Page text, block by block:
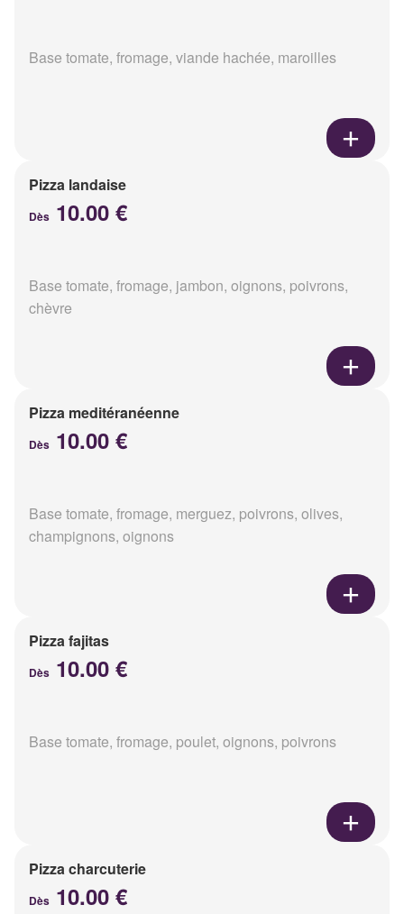
Base tomate, fromage, viande hachée, maroilles
Pizza landaise
Dès 10.00 €
Base tomate, fromage, jambon, oignons, poivrons,
chèvre
Pizza meditéranéenne
Dès 10.00 €
Base tomate, fromage, merguez, poivrons, olives,
champignons, oignons
Pizza fajitas
Dès 10.00 €
Base tomate, fromage, poulet, oignons, poivrons
Pizza charcuterie
Dès 10.00 €